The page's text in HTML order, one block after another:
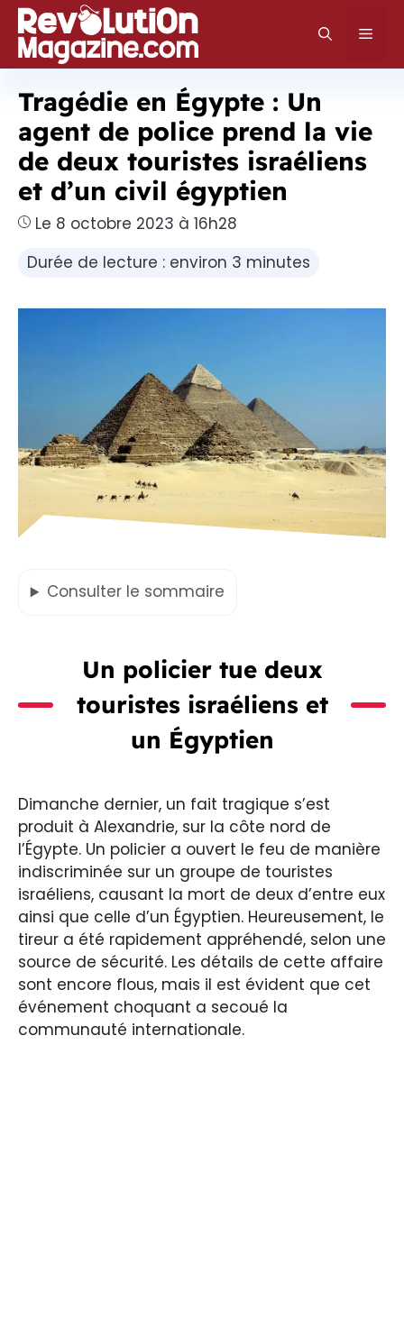
Aller
au
contenu
Tragédie en Égypte : Un
agent de police prend la vie
de deux touristes israéliens
et d’un civil égyptien
Le 8 octobre 2023 à 16h28
Durée de lecture : environ 3 minutes
Consulter le sommaire
Un policier tue deux
touristes israéliens et
un Égyptien
Dimanche dernier, un fait tragique s’est
produit à Alexandrie, sur la côte nord de
l’Égypte. Un policier a ouvert le feu de manière
indiscriminée sur un groupe de touristes
israéliens, causant la mort de deux d’entre eux
ainsi que celle d’un Égyptien. Heureusement, le
tireur a été rapidement appréhendé, selon une
source de sécurité. Les détails de cette affaire
sont encore flous, mais il est évident que cet
événement choquant a secoué la
communauté internationale.